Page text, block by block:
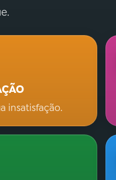
insatisfação.